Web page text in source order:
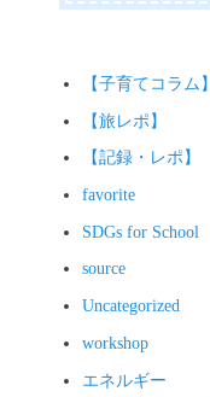
ョ
【子育てコラム】
【旅レポ】
【記録・レポ】
favorite
SDGs for School
source
Uncategorized
workshop
エネルギー